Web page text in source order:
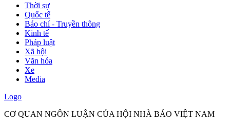
Thời sự
Quốc tế
Báo chí - Truyền thông
Kinh tế
Pháp luật
Xã hội
Văn hóa
Xe
Media
Logo
CƠ QUAN NGÔN LUẬN CỦA HỘI NHÀ BÁO VIỆT NAM